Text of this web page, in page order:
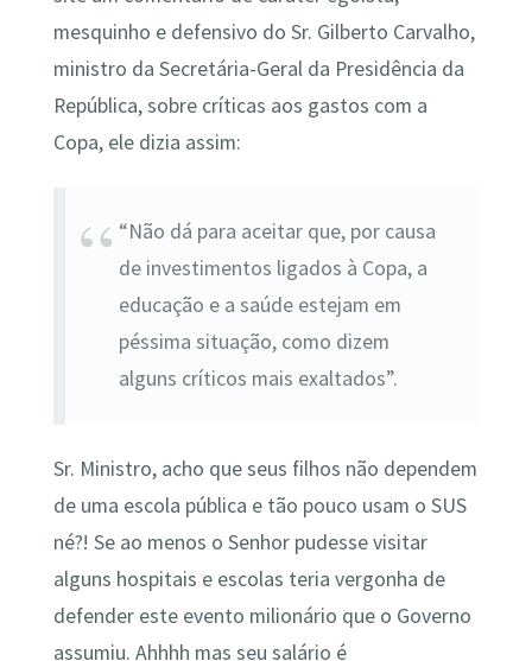
mesquinho e defensivo do Sr. Gilberto Carvalho,
ministro da Secretária-Geral da Presidência da
República, sobre críticas aos gastos com a
Copa, ele dizia assim:
“Não dá para aceitar que, por causa
de investimentos ligados à Copa, a
educação e a saúde estejam em
péssima situação, como dizem
alguns críticos mais exaltados”.
Sr. Ministro, acho que seus filhos não dependem
de uma escola pública e tão pouco usam o SUS
né?! Se ao menos o Senhor pudesse visitar
alguns hospitais e escolas teria vergonha de
defender este evento milionário que o Governo
assumiu. Ahhhh mas seu salário é